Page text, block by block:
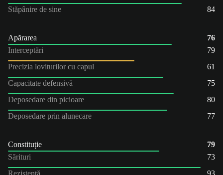
Stăpânire de sine
84
Apărarea
76
Interceptări
79
Precizia loviturilor cu capul
61
Capacitate defensivă
75
Deposedare din picioare
80
Deposedare prin alunecare
77
Constituție
79
Sărituri
73
Rezistenţă
93